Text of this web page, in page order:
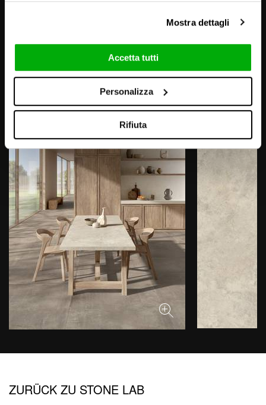
Mostra dettagli
Accetta tutti
Personalizza
Rifiuta
BILDER UND AMBIENTE
ZURÜCK ZU STONE LAB